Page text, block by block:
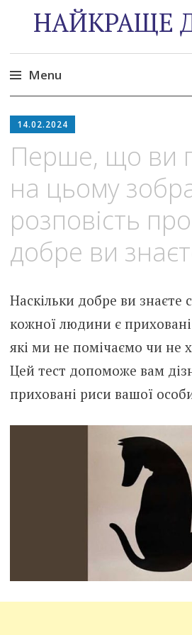
НАЙКРАЩЕ
Menu
to
14.02.2024
Перше, що ви
на цьому
розповість
добре ви
Наскільки добре ви знаєте
кожної людини є
які ми не помічаємо чи не
Цей тест допоможе вам
приховані риси вашої